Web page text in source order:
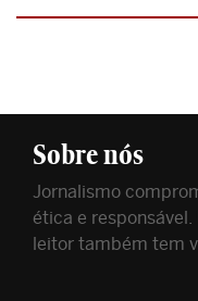
Sobre nós
Jornalismo
ética e
leitor também tem